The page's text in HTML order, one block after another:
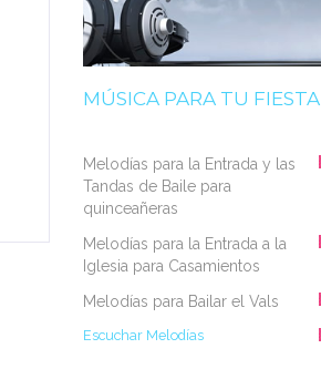
MÚSICA PARA TU FIESTA
Melodías para la Entrada y las
Tandas de Baile para
quinceañeras
Melodías para la Entrada a la
Iglesia para Casamientos
Melodías para Bailar el Vals
Escuchar Melodías